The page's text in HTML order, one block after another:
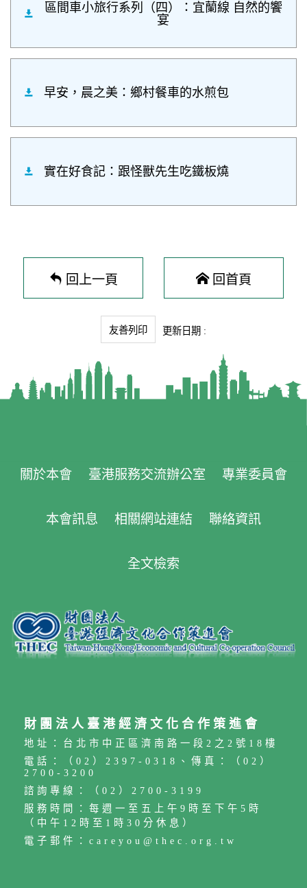
區間車小旅行系列（四）：宜蘭線 自然的饗
宴
早安，晨之美：鄉村餐車的水煎包
實在好食記：跟怪獸先生吃鐵板燒
回上一頁 回首頁
友善列印 更新日期 :
關於本會 臺港服務交流辦公室 專業委員會
本會訊息 相關網站連結 聯絡資訊
全文檢索
財團法人臺港經濟文化合作策進會
地址：台北市中正區濟南路一段2之2號18樓
電話：（02）2397-0318、傳真：（02）
2700-3200
諮詢專線：（02）2700-3199
服務時間：每週一至五上午9時至下午5時
（中午12時至1時30分休息）
電子郵件：careyou@thec.org.tw